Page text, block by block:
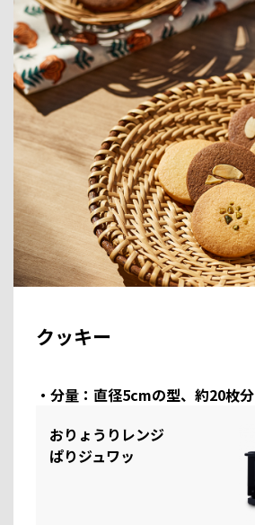
クッキー
・分量：直径5cmの型、約20枚分
おりょうりレンジ
ぱりジュワッ